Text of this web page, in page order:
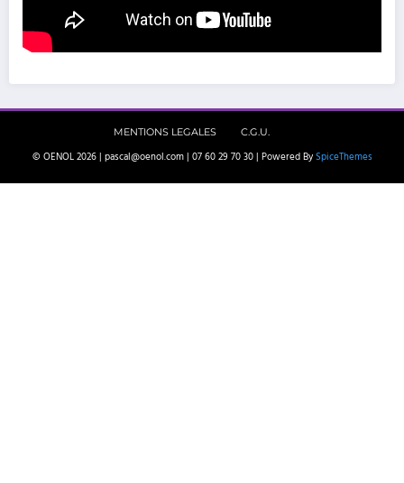
MENTIONS LEGALES C.G.U.
© OENOL 2026 | pascal@oenol.com | 07 60 29 70 30 | Powered By SpiceThemes